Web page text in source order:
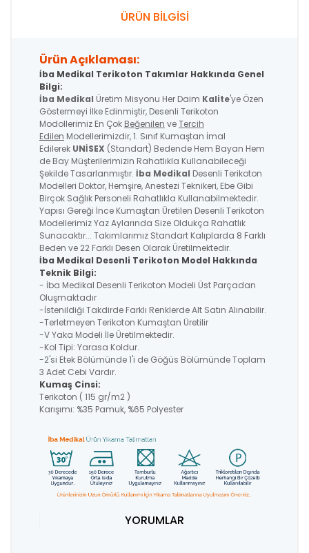
ÜRÜN BİLGİSİ
Ürün Açıklaması:
İba Medikal Terikoton Takımlar Hakkında Genel
Bilgi:
İba Medikal Üretim Misyonu Her Daim Kalite'ye Özen
Göstermeyi İlke Edinmiştir, Desenli Terikoton
Modollerimiz En Çok Beğenilen veTercih
Edilen Modellerimizdir, 1. Sınıf Kumaştan İmal
Edilerek UNİSEX (Standart) Bedende Hem Bayan Hem
de Bay Müşterilerimizin Rahatlıkla Kullanabileceği
Şekilde Tasarlanmıştır. İba Medikal Desenli Terikoton
Modelleri Doktor, Hemşire, Anestezi Teknikeri, Ebe Gibi
Birçok Sağlık Personeli Rahatlıkla Kullanabilmektedir.
Yapısı Gereği İnce Kumaştan Üretilen Desenli Terikoton
Modellerimiz Yaz Aylarında Size Oldukça Rahatlık
Sunacaktır... Takımlarımız Standart Kalıplarda 8 Farklı
Beden ve 22 Farklı Desen Olarak Üretilmektedir.
İba Medikal Desenli Terikoton Model Hakkında
Teknik Bilgi:
- İba Medikal Desenli Terikoton Modeli Üst Parçadan
Oluşmaktadır
-İstenildiği Takdirde Farklı Renklerde Alt Satın Alınabilir.
-Terletmeyen Terikoton Kumaştan Üretilir
-V Yaka Modeli İle Üretilmektedir.
-Kol Tipi: Yarasa Koldur.
-2'si Etek Bölümünde 1'i de Göğüs Bölümünde Toplam
3 Adet Cebi Vardır.
Kumaş Cinsi:
Terikoton ( 115 gr/m2 )
Karışımı: %35 Pamuk, %65 Polyester
YORUMLAR